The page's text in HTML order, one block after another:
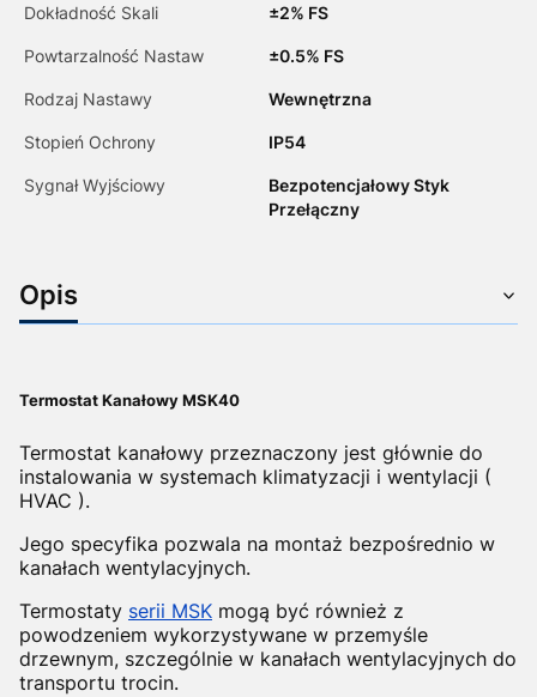
Dokładność Skali ±2% FS
Powtarzalność Nastaw ±0.5% FS
Rodzaj Nastawy Wewnętrzna
Stopień Ochrony IP54
Sygnał Wyjściowy
Bezpotencjałowy Styk
Przełączny
Opis
Termostat Kanałowy MSK40
Termostat kanałowy przeznaczony jest głównie do
instalowania w systemach klimatyzacji i wentylacji (
HVAC ).
Jego specyfika pozwala na montaż bezpośrednio w
kanałach wentylacyjnych.
Termostaty serii MSK mogą być również z
powodzeniem wykorzystywane w przemyśle
drzewnym, szczególnie w kanałach wentylacyjnych do
transportu trocin.